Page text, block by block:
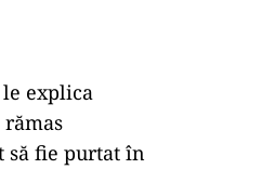
explica
să fie purtat în